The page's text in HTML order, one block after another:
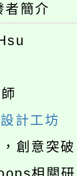
收入戶
可洽有
科技
科技中
入校路
專業人
、30在
龍潭區
者簡介
計工坊
創意突